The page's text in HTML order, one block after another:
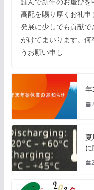
高配を賜り厚くお礼
発展に少しでも貢献
がけてまいります。
うお願い申し
年